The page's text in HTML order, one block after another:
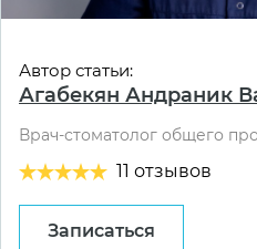
Автор статьи:
Агабекян Андраник
Врач-стоматолог общего
11 отзывов
Записаться